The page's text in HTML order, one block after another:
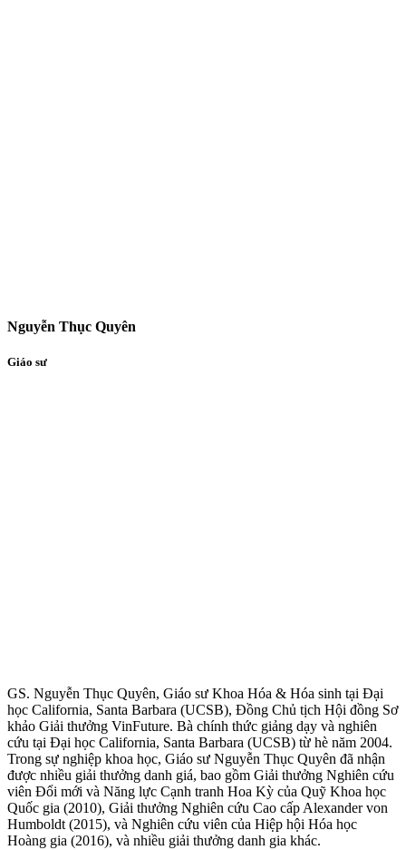
Nguyễn Thục Quyên
Giáo sư
GS. Nguyễn Thục Quyên, Giáo sư Khoa Hóa & Hóa sinh tại Đại
học California, Santa Barbara (UCSB), Đồng Chủ tịch Hội đồng Sơ
khảo Giải thưởng VinFuture. Bà chính thức giảng dạy và nghiên
cứu tại Đại học California, Santa Barbara (UCSB) từ hè năm 2004.
Trong sự nghiệp khoa học, Giáo sư Nguyễn Thục Quyên đã nhận
được nhiều giải thưởng danh giá, bao gồm Giải thưởng Nghiên cứu
viên Đổi mới và Năng lực Cạnh tranh Hoa Kỳ của Quỹ Khoa học
Quốc gia (2010), Giải thưởng Nghiên cứu Cao cấp Alexander von
Humboldt (2015), và Nghiên cứu viên của Hiệp hội Hóa học
Hoàng gia (2016), và nhiều giải thưởng danh gia khác.